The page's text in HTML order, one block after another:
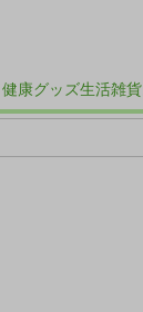
健康グッズ生活雑貨